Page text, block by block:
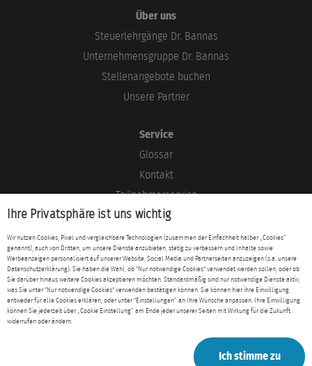
Über uns
Steuerlehrgänge Dr. Bannas
Unternehmensgruppe Dr. Bannas
Stellenangebote buchen
Unsere Partner
Service
Glossar
Kontakt
Teilnehmerservice
Blog
Rechtliches
Impressum
Datenschutz
AGB
Ihre Privatsphäre ist uns wichtig
Wir nutzen Cookies, Pixel und vergleichbare Technologien (zusammen der Einfachheit halber „Cookies“
genannt), auch von Dritten, um unsere Dienste anzubieten, stetig zu verbessern und Inhalte sowie
Werbeanzeigen personalisiert auf unserer Website, Social Media und Partnerseiten anzuzeigen (s.a. unsere
Datenschutzerklärung). Sie haben die Wahl, ob "Nur notwendige Cookies" verwendet werden sollen, oder ob
Sie darüber hinaus weitere Cookies akzeptieren möchten. Standardmäßig sind nur notwendige Dienste aktiv,
was Sie unter "Nur notwendige Cookies" verwenden bestätigen können. Sie können hier ihre Einwilligung
entweder für alle Cookies erklären, oder unter "Einstellungen“ an Ihre Wünsche anpassen. Ihre Einwilligung
können Sie jederzeit über „Cookie Einstellung“ am Ende jeder unserer Seiten mit Wirkung für die Zukunft
widerrufen oder ändern.
Ich stimme zu